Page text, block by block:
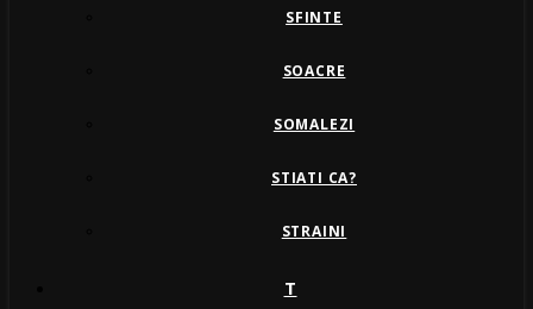
SFINTE
SOACRE
SOMALEZI
STIATI CA?
STRAINI
T